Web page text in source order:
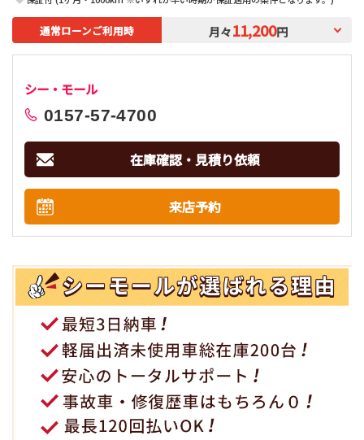
通常ローンご利用時 月々11,200円
シー・モール
0157-57-4700
在庫確認・見積り依頼
来店予約